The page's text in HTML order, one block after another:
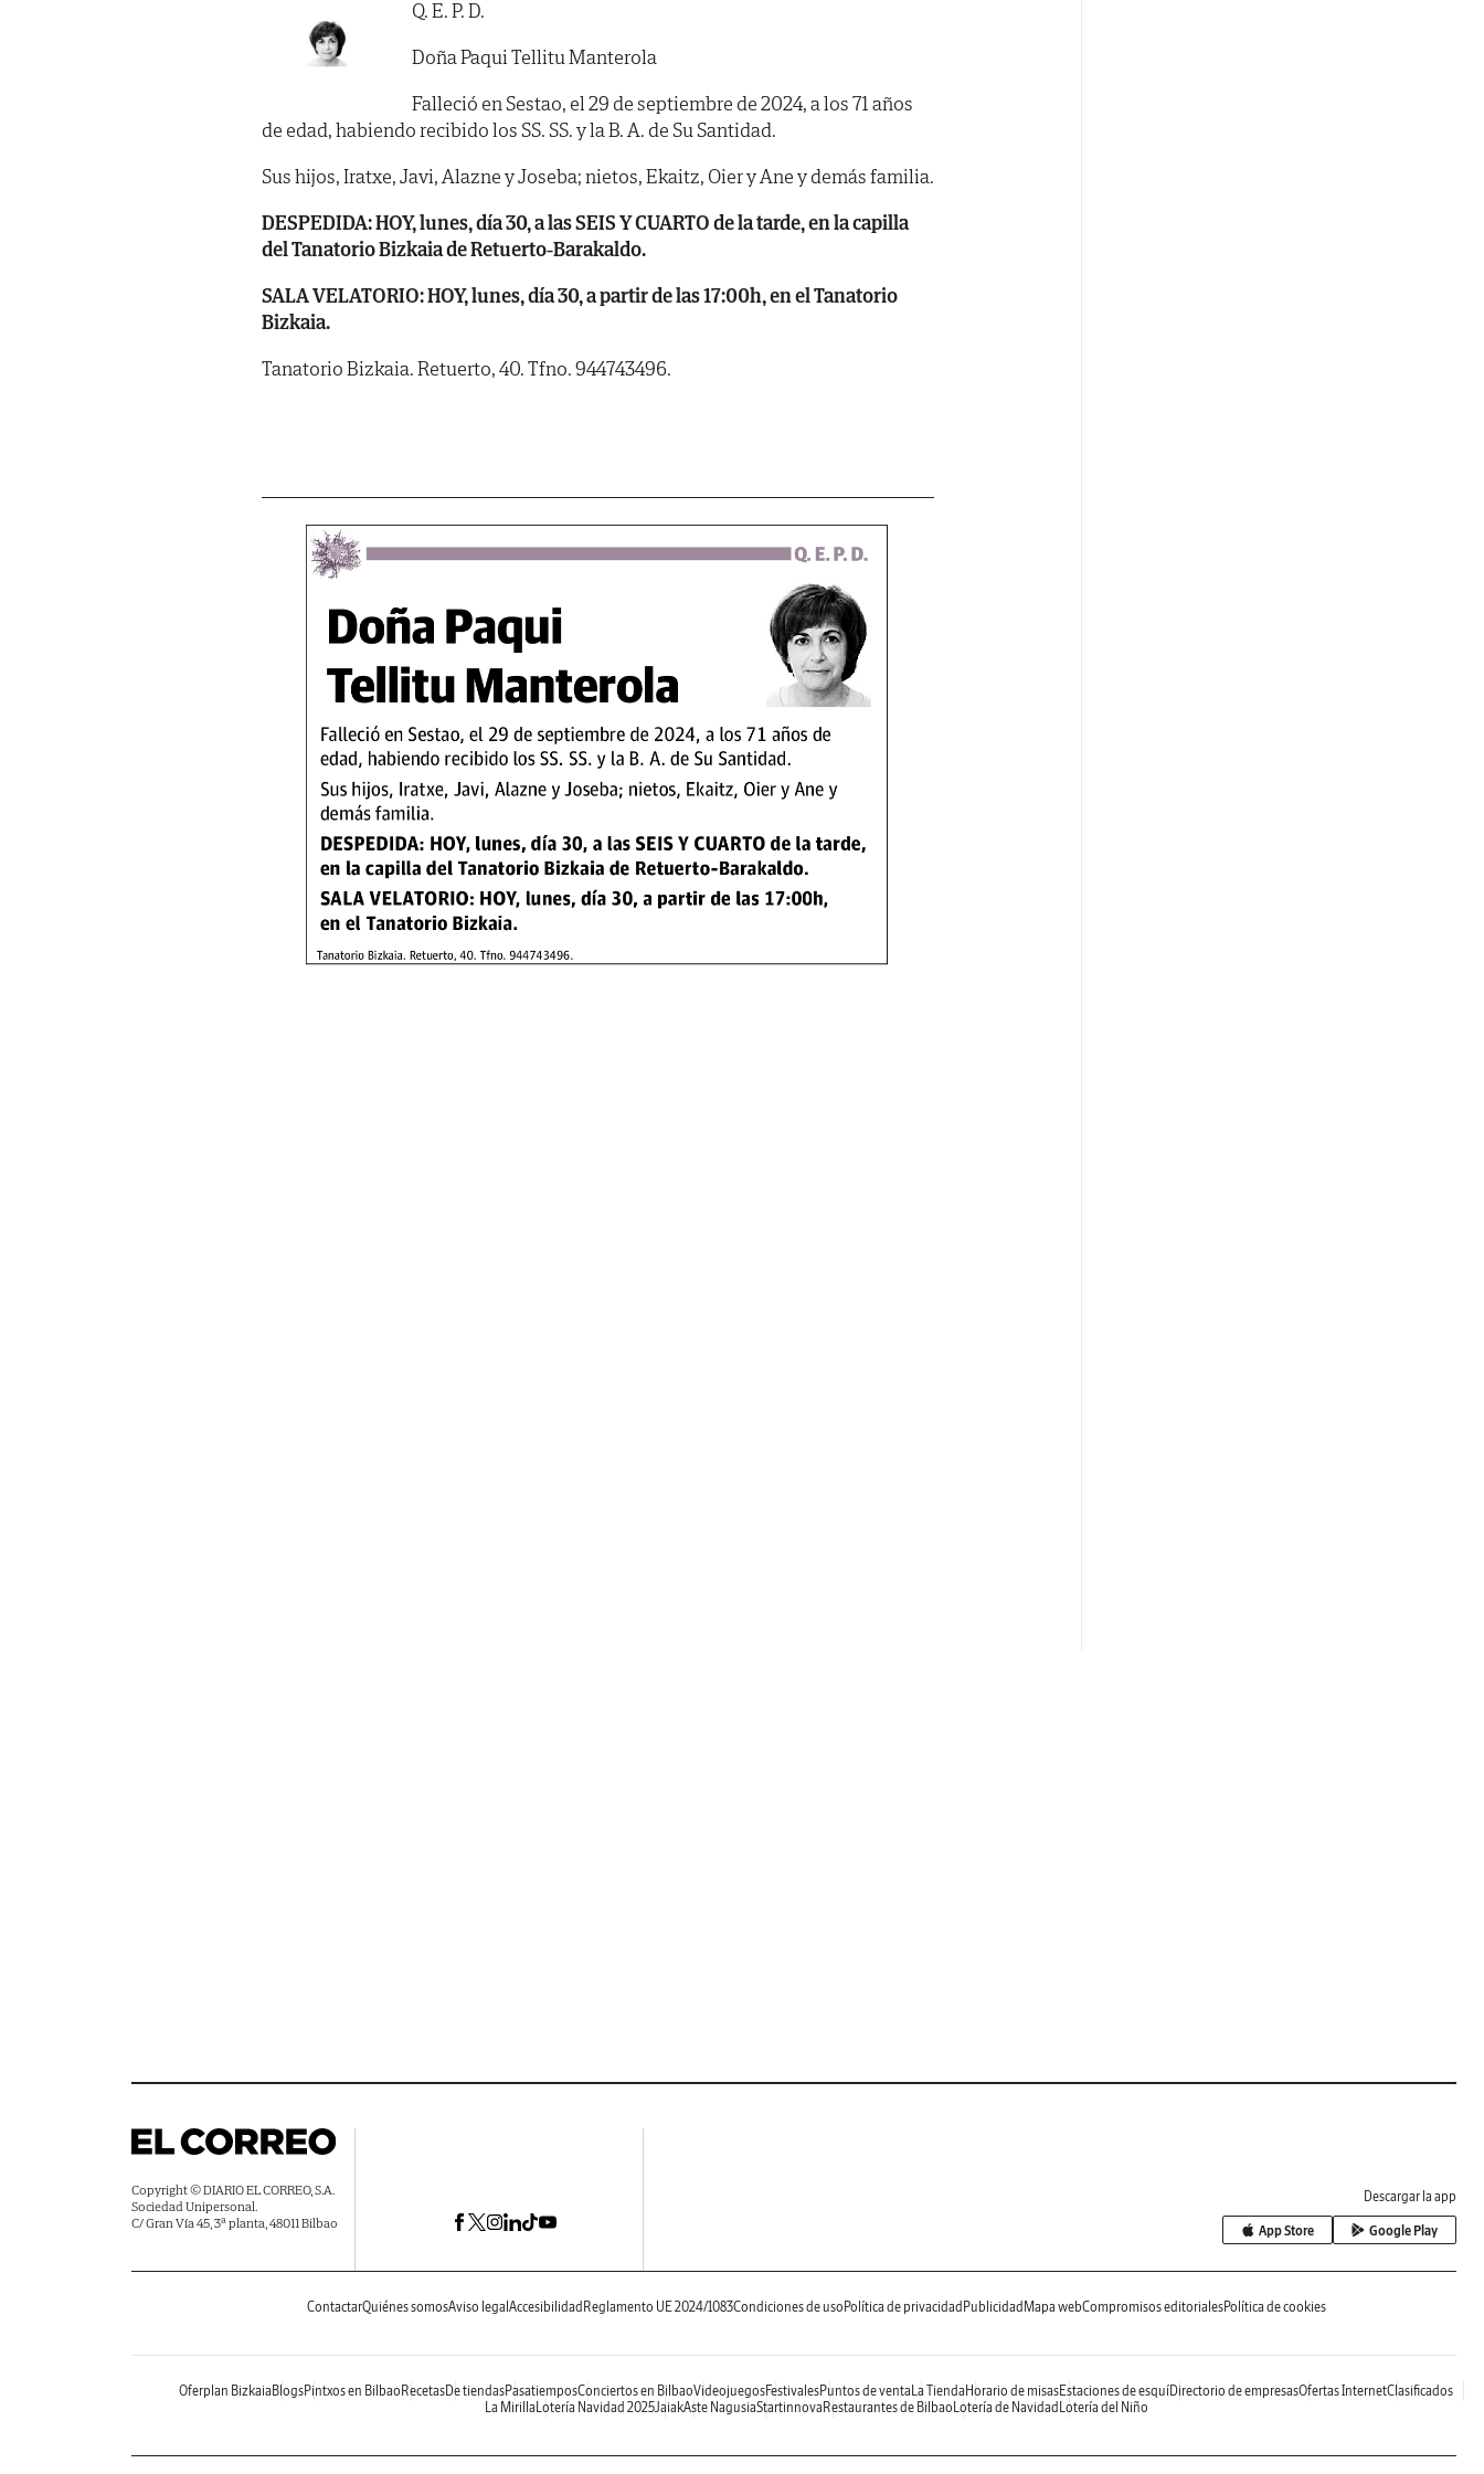
Q. E. P. D.
Doña Paqui Tellitu Manterola
Falleció en Sestao, el 29 de septiembre de 2024, a los 71 años
de edad, habiendo recibido los SS. SS. y la B. A. de Su Santidad.
Sus hijos, Iratxe, Javi, Alazne y Joseba; nietos, Ekaitz, Oier y Ane y demás familia.
DESPEDIDA: HOY, lunes, día 30, a las SEIS Y CUARTO de la tarde, en la capilla
del Tanatorio Bizkaia de Retuerto-Barakaldo.
SALA VELATORIO: HOY, lunes, día 30, a partir de las 17:00h, en el Tanatorio
Bizkaia.
Tanatorio Bizkaia. Retuerto, 40. Tfno. 944743496.
Copyright © DIARIO EL CORREO, S.A.
Sociedad Unipersonal.
C/ Gran Vía 45, 3ª planta, 48011 Bilbao
Descargar la app
App Store Google Play
ContactarQuiénes somosAviso legal Accesibilidad Reglamento UE 2024/1083Condiciones de uso Política de privacidad Publicidad Mapa webCompromisos editorialesPolítica de cookies
Oferplan Bizkaia BlogsPintxos en Bilbao RecetasDe tiendasPasatiemposConciertos en BilbaoVideojuegosFestivalesPuntos de venta La Tienda Horario de misasEstaciones de esquíDirectorio de empresasOfertas InternetClasificados
La Mirilla Lotería Navidad 2025JaiakAste NagusiaStartinnova Restaurantes de Bilbao Lotería de Navidad Lotería del Niño